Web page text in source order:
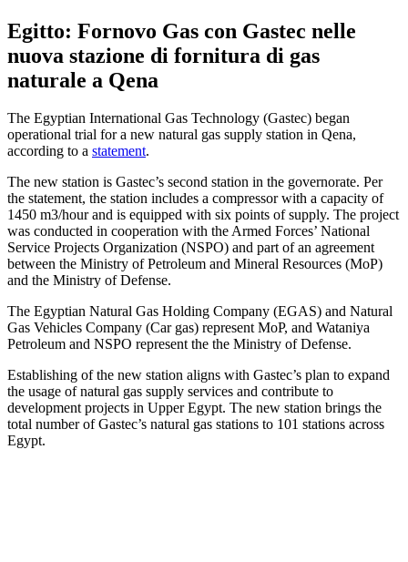
Egitto: Fornovo Gas con Gastec nelle
nuova stazione di fornitura di gas
naturale a Qena
The Egyptian International Gas Technology (Gastec) began
operational trial for a new natural gas supply station in Qena,
according to a statement.
The new station is Gastec’s second station in the governorate. Per
the statement, the station includes a compressor with a capacity of
1450 m3/hour and is equipped with six points of supply. The project
was conducted in cooperation with the Armed Forces’ National
Service Projects Organization (NSPO) and part of an agreement
between the Ministry of Petroleum and Mineral Resources (MoP)
and the Ministry of Defense.
The Egyptian Natural Gas Holding Company (EGAS) and Natural
Gas Vehicles Company (Car gas) represent MoP, and Wataniya
Petroleum and NSPO represent the the Ministry of Defense.
Establishing of the new station aligns with Gastec’s plan to expand
the usage of natural gas supply services and contribute to
development projects in Upper Egypt. The new station brings the
total number of Gastec’s natural gas stations to 101 stations across
Egypt.